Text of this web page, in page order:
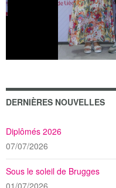
DERNIÈRES NOUVELLES
Diplômés 2026
07/07/2026
Sous le soleil de Brugges